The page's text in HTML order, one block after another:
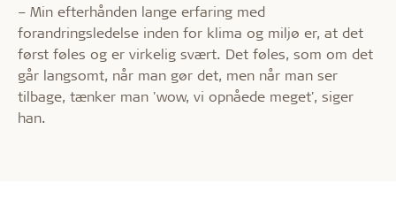
– Min efterhånden lange erfaring med
forandringsledelse inden for klima og miljø er, at det
først føles og er virkelig svært. Det føles, som om det
går langsomt, når man gør det, men når man ser
tilbage, tænker man 'wow, vi opnåede meget', siger
han.